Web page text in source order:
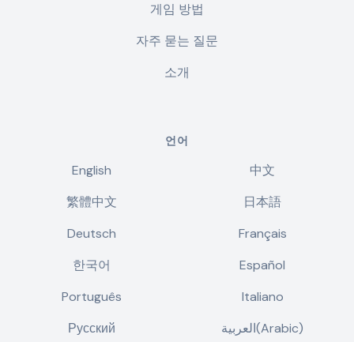
게임 방법
자주 묻는 질문
소개
언어
English
中文
繁體中文
日本語
Deutsch
Français
한국어
Español
Português
Italiano
Русский
العربية(Arabic)